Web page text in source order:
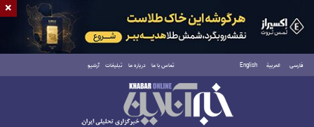
فارسی العربية English تماس با ما درباره ما تبلیغات آرشیو
یکشنبه ۱۸ مرداد ۱۴۰۵
×